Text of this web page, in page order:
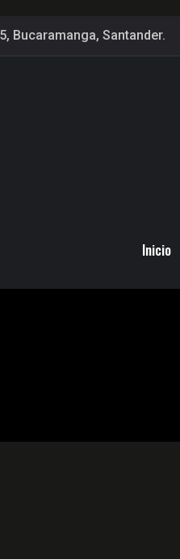
Bucaramanga, Santander.
Inicio